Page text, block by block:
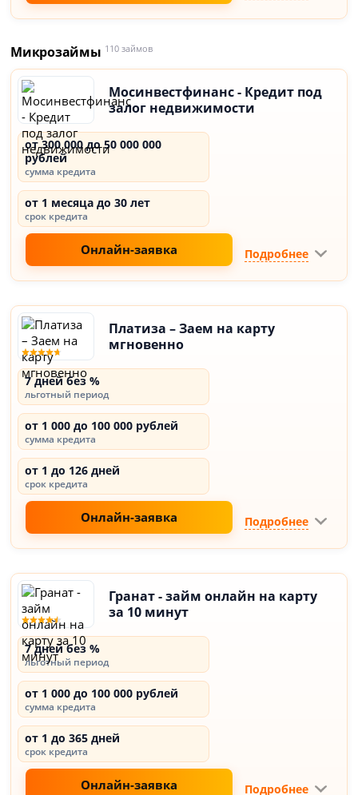
Микрозаймы 110 займов
Мосинвестфинанс - Кредит под
залог недвижимости
от 300 000 до 50 000 000
рублей
сумма кредита
от 1 месяца до 30 лет
срок кредита
Онлайн-заявка Подробнее
Платиза – Заем на карту
мгновенно
7 дней без %
льготный период
от 1 000 до 100 000 рублей
сумма кредита
от 1 до 126 дней
срок кредита
Онлайн-заявка Подробнее
Гранат - займ онлайн на карту
за 10 минут
7 дней без %
льготный период
от 1 000 до 100 000 рублей
сумма кредита
от 1 до 365 дней
срок кредита
Онлайн-заявка Подробнее